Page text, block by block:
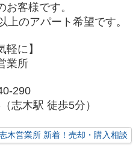
客様です。
のアパート希望です。
軽に】
業所
290
志木駅 徒歩5分）
木営業所 新着！売却・購入相談